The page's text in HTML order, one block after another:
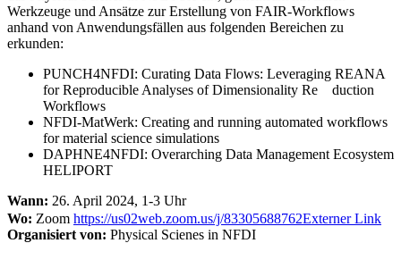
Werkzeuge und Ansätze zur Erstellung von FAIR-Workflows
anhand von Anwendungsfällen aus folgenden Bereichen zu
erkunden:
PUNCH4NFDI: Curating Data Flows: Leveraging REANA
for Reproducible Analyses of Dimensionality Re duction
Workflows
NFDI-MatWerk: Creating and running automated workflows
for material science simulations
DAPHNE4NFDI: Overarching Data Management Ecosystem
HELIPORT
Wann: 26. April 2024, 1-3 Uhr
Wo: Zoom https://us02web.zoom.us/j/83305688762Externer Link
Organisiert von: Physical Scienes in NFDI